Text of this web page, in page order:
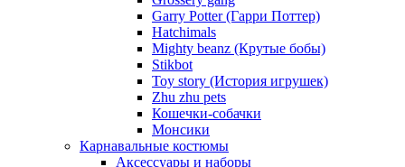
Garry Potter (Гарри Поттер)
Hatchimals
Mighty beanz (Крутые бобы)
Stikbot
Toy story (История игрушек)
Zhu zhu pets
Кошечки-собачки
Монсики
Карнавальные костюмы
Аксессуары и наборы